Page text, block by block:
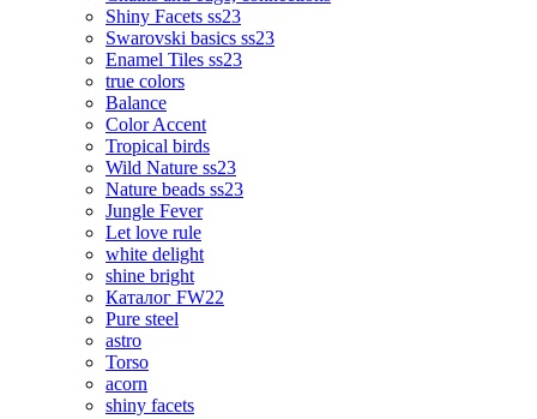
Shiny Facets ss23
Swarovski basics ss23
Enamel Tiles ss23
true colors
Balance
Color Accent
Tropical birds
Wild Nature ss23
Nature beads ss23
Jungle Fever
Let love rule
white delight
shine bright
Каталог FW22
Pure steel
astro
Torso
acorn
shiny facets